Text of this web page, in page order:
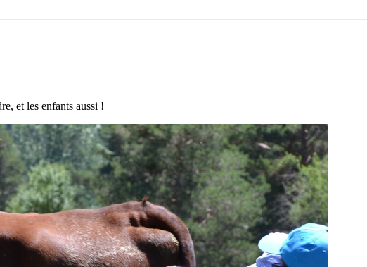
et les enfants aussi !